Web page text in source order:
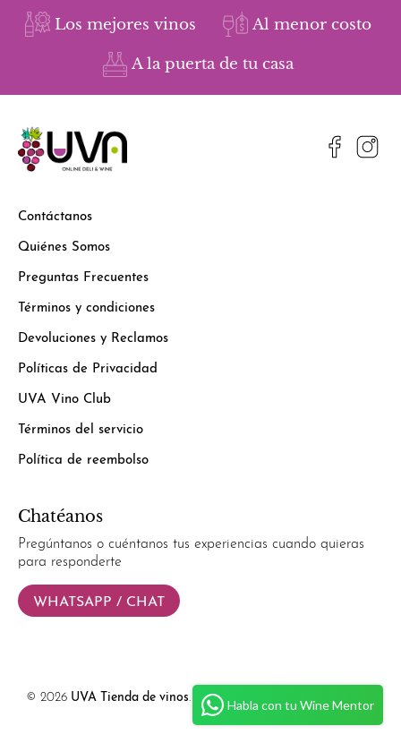
Los mejores vinos Al menor costo
A la puerta de tu casa
Contáctanos
Quiénes Somos
Preguntas Frecuentes
Términos y condiciones
Devoluciones y Reclamos
Políticas de Privacidad
UVA Vino Club
Términos del servicio
Política de reembolso
Chatéanos
Pregúntanos o cuéntanos tus experiencias cuando quieras
para responderte
WHATSAPP / CHAT
© 2026 UVA Tienda de vinos. Powered by Simplify Ecommerce.
Habla con tu Wine Mentor